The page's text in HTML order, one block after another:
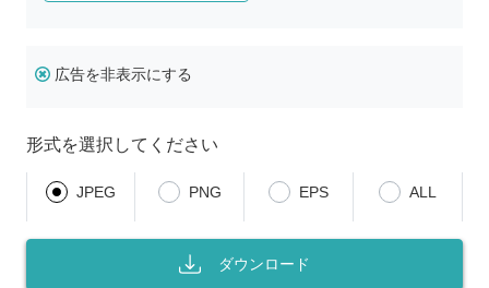
広告を非表示にする
形式を選択してください
JPEG PNG EPS ALL
ダウンロード